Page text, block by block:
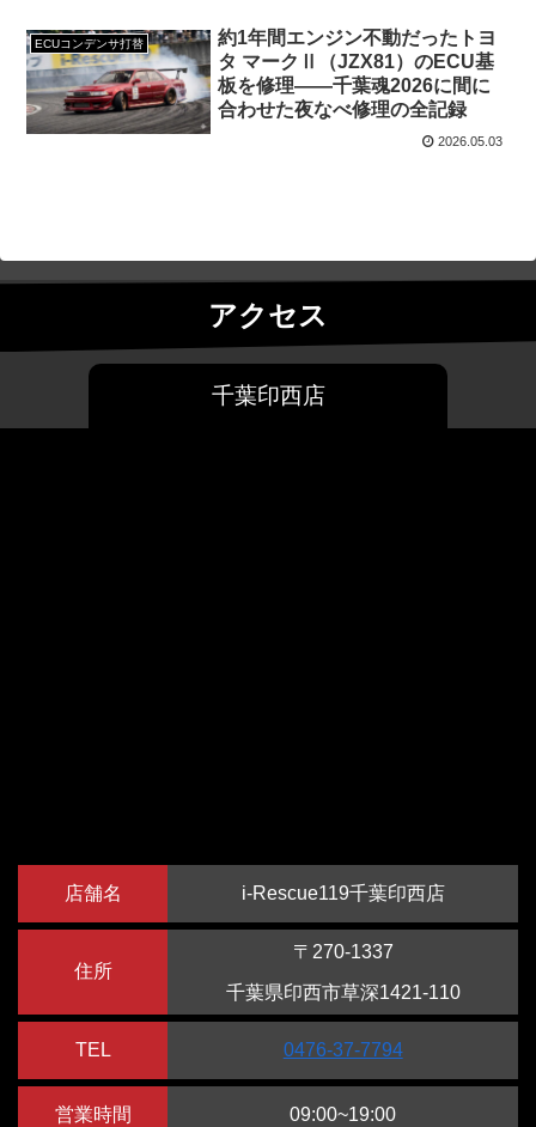
ECUコンデンサ打替
約1年間エンジン不動だったトヨ
タ マークⅡ（JZX81）のECU基
板を修理——千葉魂2026に間に
合わせた夜なべ修理の全記録
2026.05.03
アクセス
千葉印西店
店舗名 i-Rescue119千葉印西店
住所
〒270-1337
千葉県印西市草深1421-110
TEL 0476-37-7794
営業時間 09:00~19:00